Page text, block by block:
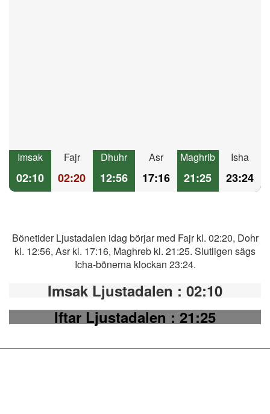
Imsak
02:10
Fajr
02:20
Dhuhr
12:56
Asr
17:16
Maghrib
21:25
Isha
23:24
Bönetider Ljustadalen idag börjar med Fajr kl. 02:20, Dohr
kl. 12:56, Asr kl. 17:16, Maghreb kl. 21:25. Slutligen sägs
Icha-bönerna klockan 23:24.
Imsak Ljustadalen : 02:10
Iftar Ljustadalen: 21:25